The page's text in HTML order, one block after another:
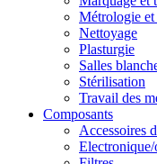
Métrologie
Nettoyage
Plasturgie
Salles
Stérilisation
Travail des
Composants
Accessoires